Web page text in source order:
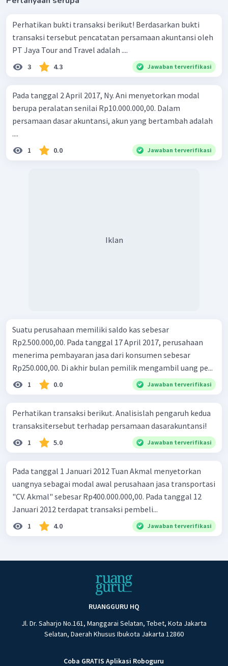
Perhatikan bukti transaksi berikut! Berdasarkan bukti
transaksi tersebut pencatatan persamaan akuntansi oleh
PT Jaya Tour and Travel adalah ....
3 4.3 Jawaban terverifikasi
Pada tanggal 2 April 2017, Ny. Ani menyetorkan modal
berupa peralatan senilai Rp10.000.000,00. Dalam
persamaan dasar akuntansi, akun yang bertambah adalah
....
1 0.0 Jawaban terverifikasi
Iklan
Suatu perusahaan memiliki saldo kas sebesar
Rp2.500.000,00. Pada tanggal 17 April 2017, perusahaan
menerima pembayaran jasa dari konsumen sebesar
Rp250.000,00. Di akhir bulan pemilik mengambil uang pe...
1 0.0 Jawaban terverifikasi
Perhatikan transaksi berikut. Analisislah pengaruh kedua
transaksitersebut terhadap persamaan dasarakuntansi!
1 5.0 Jawaban terverifikasi
Pada tanggal 1 Januari 2012 Tuan Akmal menyetorkan
uangnya sebagai modal awal perusahaan jasa transportasi
"CV. Akmal" sebesar Rp400.000.000,00. Pada tanggal 12
Januari 2012 terdapat transaksi pembeli...
1 4.0 Jawaban terverifikasi
RUANGGURU HQ
Jl. Dr. Saharjo No.161, Manggarai Selatan, Tebet, Kota Jakarta
Selatan, Daerah Khusus Ibukota Jakarta 12860
Coba GRATIS Aplikasi Roboguru